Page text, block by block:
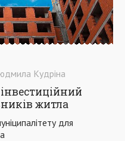
Кудріна
житла
для